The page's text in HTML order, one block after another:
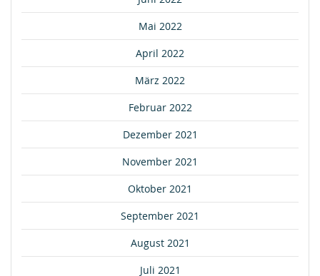
Mai 2022
April 2022
März 2022
Februar 2022
Dezember 2021
November 2021
Oktober 2021
September 2021
August 2021
Juli 2021